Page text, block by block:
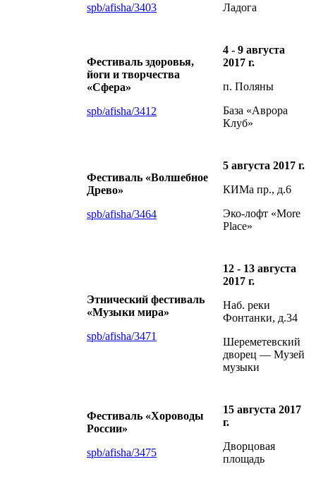
spb/afisha/3403
Ладога
Фестиваль здоровья,
йоги и творчества
«Сфера»
spb/afisha/3412
4 - 9 августа
2017 г.
п. Поляны
База «Аврора
Клуб»
Фестиваль «Волшебное
Древо»
spb/afisha/3464
5 августа 2017 г.
КИМа пр., д.6
Эко-лофт «More
Place»
Этнический фестиваль
«Музыки мира»
spb/afisha/3471
12 - 13 августа
2017 г.
Наб. реки
Фонтанки, д.34
Шереметевский
дворец — Музей
музыки
Фестиваль «Хороводы
России»
spb/afisha/3475
15 августа 2017
г.
Дворцовая
площадь